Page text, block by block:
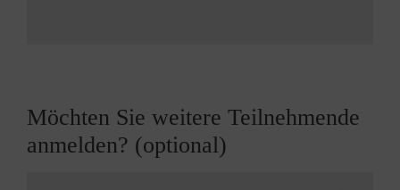
Möchten Sie weitere Teilnehmende
anmelden? (optional)